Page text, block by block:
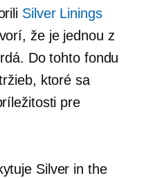
Silver Linings
že je jednou z
Do tohto fondu
ktoré sa
pre
Silver in the